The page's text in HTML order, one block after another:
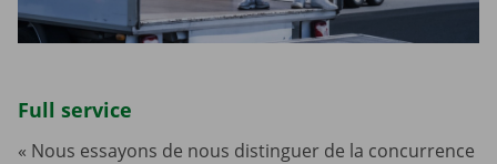
Full service
« Nous essayons de nous distinguer de la concurrence